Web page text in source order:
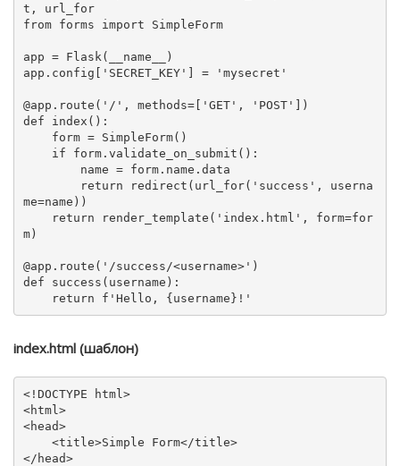
t, url_for
from forms import SimpleForm
app = Flask(__name__)
app.config[ 'SECRET_KEY' ] = 'mysecret'
@app.route( '/' , methods=[ 'GET' , 'POST' ] )
def
index ():
if form.validate_on_submit():
return redirect(url_for( 'success' , userna
me=name))
return render_template( 'index.html' , form=for
m)
@app.route( '/success/<username>' )
def
success ( username ):
return
f'Hello, {username} !'
index.html (шаблон)
<!DOCTYPE html >
<html >
<head>
<title>Simple Form</title>
</ head>